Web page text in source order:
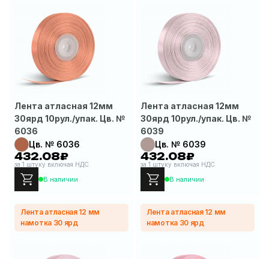
Лента атласная 12мм
30ярд 10рул./упак. Цв. №
6036
Цв. № 6036
432.08₽
за 1 штуку включая НДС
В наличии
Лента атласная 12мм
30ярд 10рул./упак. Цв. №
6039
Цв. № 6039
432.08₽
за 1 штуку включая НДС
В наличии
Лента атласная 12 мм
намотка 30 ярд
Лента атласная 12 мм
намотка 30 ярд